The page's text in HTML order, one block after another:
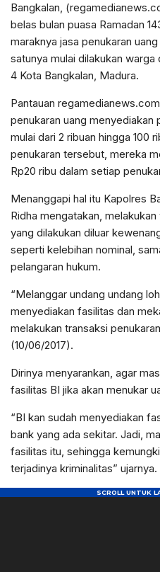
Bangkalan,
belas bulan puasa Ramadan
maraknya jasa penukaran
satunya mulai dilakukan
4 Kota Bangkalan, Madura.
Pantauan
penukaran uang menyediakan
mulai dari 2 ribuan hingga 100
penukaran tersebut, mereka
Rp20 ribu dalam setiap
Menanggapi hal itu Kapolres
Ridha mengatakan,
yang dilakukan diluar
seperti kelebihan nominal,
pelangaran hukum.
“Melanggar undang undang
menyediakan fasilitas dan
melakukan transaksi
(10/06/2017).
Dirinya menyarankan, agar
fasilitas BI jika akan menukar
“BI kan sudah menyediakan
bank yang ada sekitar. Jadi,
fasilitas itu, sehingga
terjadinya kriminalitas”